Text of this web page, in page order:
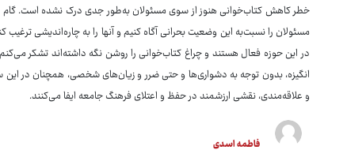
خطر کاهش کتاب‌خوانی هنوز از سوی مسئولان به‌طور جدی درک نشده است. گام
مسئولان را نسبت‌به این وضعیت بحرانی آگاه کنیم و آنها را به چاره‌اندیشی
در این حوزه فعال هستند و چراغ کتاب‌خوانی را روشن نگه داشته‌اند تشکر
انگیزه، بدون توجه به دشواری‌ها و حتی ضرر و زیان‌های شخصی، همچنان در این
و علاقه‌مندی، نقشی ارزشمند در حفظ و اعتلای فرهنگ جامعه ایفا می‌کنند.
فاطمه اسدی